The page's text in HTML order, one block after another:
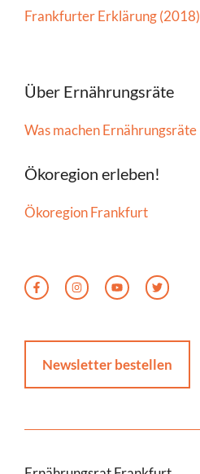
Frankfurter Erklärung (2018)
Über Ernährungsräte
Was machen Ernährungsräte
Ökoregion erleben!
Ökoregion Frankfurt
Newsletter bestellen